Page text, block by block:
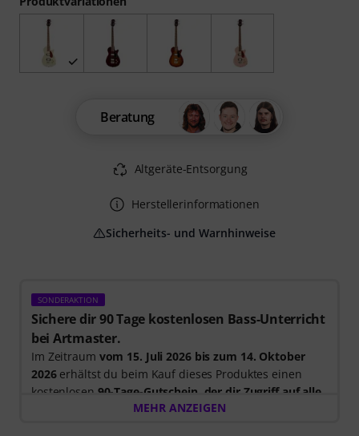
SONDERAKTION
Sichere dir 90 Tage kostenlosen Bass-Unterricht
bei Artmaster.
Im Zeitraum vom 15. Juli 2026 bis zum 14. Oktober
2026erhältst du beim Kauf dieses Produktes einen
kostenlosen 90-Tage-Gutschein, der dir Zugriff auf alle
Artmaster-Kurse bietet– einschließlich des Bass-
MEHR ANZEIGEN
Beratung
Altgeräte-Entsorgung
Herstellerinformationen
Sicherheits- und Warnhinweise